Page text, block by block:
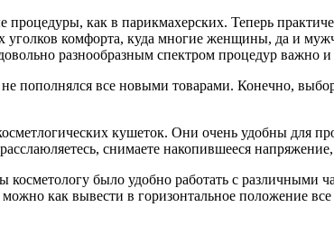
процедуры, как в парикмахерских. Теперь
уголков комфорта, куда многие женщины, да и
разнообразным спектром процедур важно и
пополнялся все новыми товарами. Конечно,
кушеток. Они очень удобны для
снимаете накопившееся
было удобно работать с различными
как вывести в горизонтальное положение